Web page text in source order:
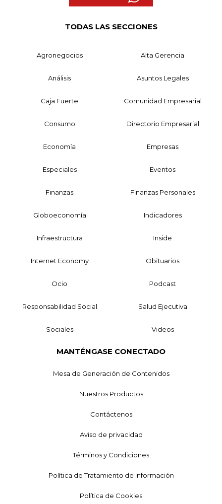
TODAS LAS SECCIONES
Agronegocios Alta Gerencia
Análisis Asuntos Legales
Caja Fuerte Comunidad Empresarial
Consumo Directorio Empresarial
Economía Empresas
Especiales Eventos
Finanzas Finanzas Personales
Globoeconomía Indicadores
Infraestructura Inside
Internet Economy Obituarios
Ocio Podcast
Responsabilidad Social Salud Ejecutiva
Sociales Videos
MANTÉNGASE CONECTADO
Mesa de Generación de Contenidos
Nuestros Productos
Contáctenos
Aviso de privacidad
Términos y Condiciones
Política de Tratamiento de Información
Política de Cookies